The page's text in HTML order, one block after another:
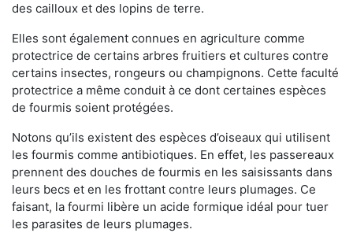
des cailloux et des lopins de terre.
Elles sont également connues en agriculture comme
protectrice de certains arbres fruitiers et cultures contre
certains insectes, rongeurs ou champignons. Cette faculté
protectrice a même conduit à ce dont certaines espèces
de fourmis soient protégées.
Notons qu’ils existent des espèces d’oiseaux qui utilisent
les fourmis comme antibiotiques. En effet, les passereaux
prennent des douches de fourmis en les saisissants dans
leurs becs et en les frottant contre leurs plumages. Ce
faisant, la fourmi libère un acide formique idéal pour tuer
les parasites de leurs plumages.